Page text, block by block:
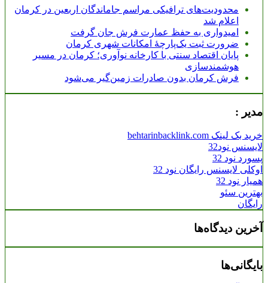
محدودیت‌های ترافیکی مراسم جاماندگان اربعین در کرمان
اعلام شد
امیدواری به حفظ عمارت فرش جان گرفت
ضرورت ثبت یک‌پارچۀ امکانات شهری کرمان
پایان اقتصاد سنتی با کارخانه نوآوری؛ کرمان در مسیر
هوشمندسازی
فرش کرمان بدون صادرات زمین‌گیر می‌شود
مدیر :
خرید بک لینک behtarinbacklink.com
لایسنس نود32
پسورد نود 32
اوکلی لایسنس رایگان نود 32
همیار نود 32
بهترین سئو
رایگان
آخرین دیدگاه‌ها
بایگانی‌ها